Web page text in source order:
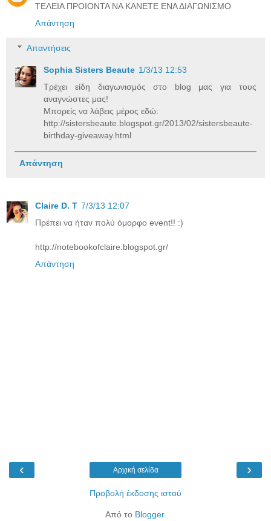
ΤΕΛΕΙΑ ΠΡΟΙΟΝΤΑ ΝΑ ΚΑΝΕΤΕ ΕΝΑ ΔΙΑΓΩΝΙΣΜΟ
Απάντηση
Απαντήσεις
Sophia Sisters Beaute 1/3/13 12:53
Τρέχει είδη διαγωνισμός στο blog μας για τους
αναγνώστες μας!
Μπορείς να λάβεις μέρος εδώ:
http://sistersbeaute.blogspot.gr/2013/02/sistersbeaute-
birthday-giveaway.html
Απάντηση
Claire D. T 7/3/13 12:07
Πρέπει να ήταν πολύ όμορφο event!! :)
http://notebookofclaire.blogspot.gr/
Απάντηση
‹ ›
Αρχική σελίδα
Προβολή έκδοσης ιστού
Από το Blogger.